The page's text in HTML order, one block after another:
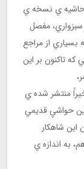
حاشيه ي نسخه ي
مفصل
از مراجع
كه تاكنون بر اين
منتشر شده ي
حواشيِ قديمي
شاهكار
به اندازه ي